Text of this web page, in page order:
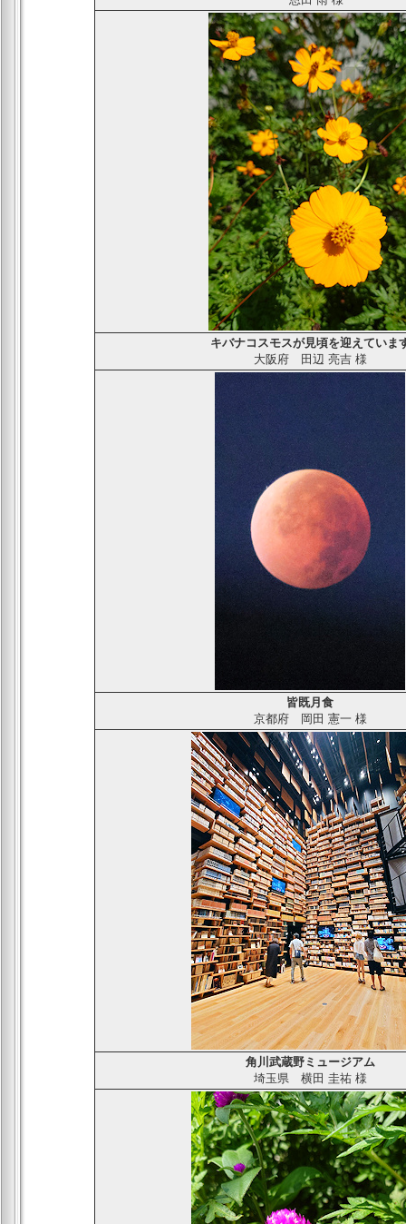
キバナコスモスが見頃を迎えていま
大阪府田辺 亮吉 様
皆既月食
京都府岡田 憲一 様
角川武蔵野ミュージアム
埼玉県横田 圭祐 様